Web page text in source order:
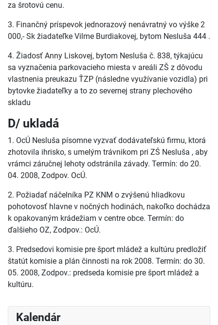
za šrotovú cenu.
3. Finančný príspevok jednorazový nenávratný vo výške 2
000,- Sk žiadateľke Vilme Burdiakovej, bytom Nesluša 444 .
4. Žiadosť Anny Liskovej, bytom Nesluša č. 838, týkajúcu
sa vyznačenia parkovacieho miesta v areáli ZŠ z dôvodu
vlastnenia preukazu ŤZP (následne využívanie vozidla) pri
bytovke žiadateľky a to zo severnej strany plechového
skladu
D/ ukladá
1. OcÚ Nesluša písomne vyzvať dodávateľskú firmu, ktorá
zhotovila ihrisko, s umelým trávnikom pri ZŚ Nesluša , aby
vrámci záručnej lehoty odstránila závady. Termín: do 20.
04. 2008, Zodpov. OcÚ.
2. Požiadať náčelníka PZ KNM o zvýšenú hliadkovu
pohotovosť hlavne v nočných hodinách, nakoľko dochádza
k opakovaným krádežiam v centre obce. Termín: do
ďalšieho OZ, Zodpov.: OcÚ.
3. Predsedovi komisie pre šport mládež a kultúru predložiť
štatút komisie a plán činnosti na rok 2008. Termín: do 30.
05. 2008, Zodpov.: predseda komisie pre šport mládež a
kultúru.
Kalendár